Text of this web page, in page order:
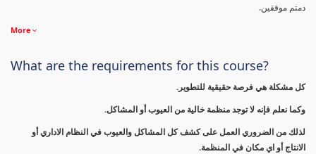
دمتم موفقين.
More
What are the requirements for this course?
كل مشكلة هي فرصة حقيقية للتطوير.
وكما نعلم فإنه لا توجد منظمة خالية من العيوب أو المشاكل.
لذلك من الضروري العمل على كشف كل المشاكل والعيوب في النظام الاداري أو
الانتاج أو اي مكان في المنظمة.